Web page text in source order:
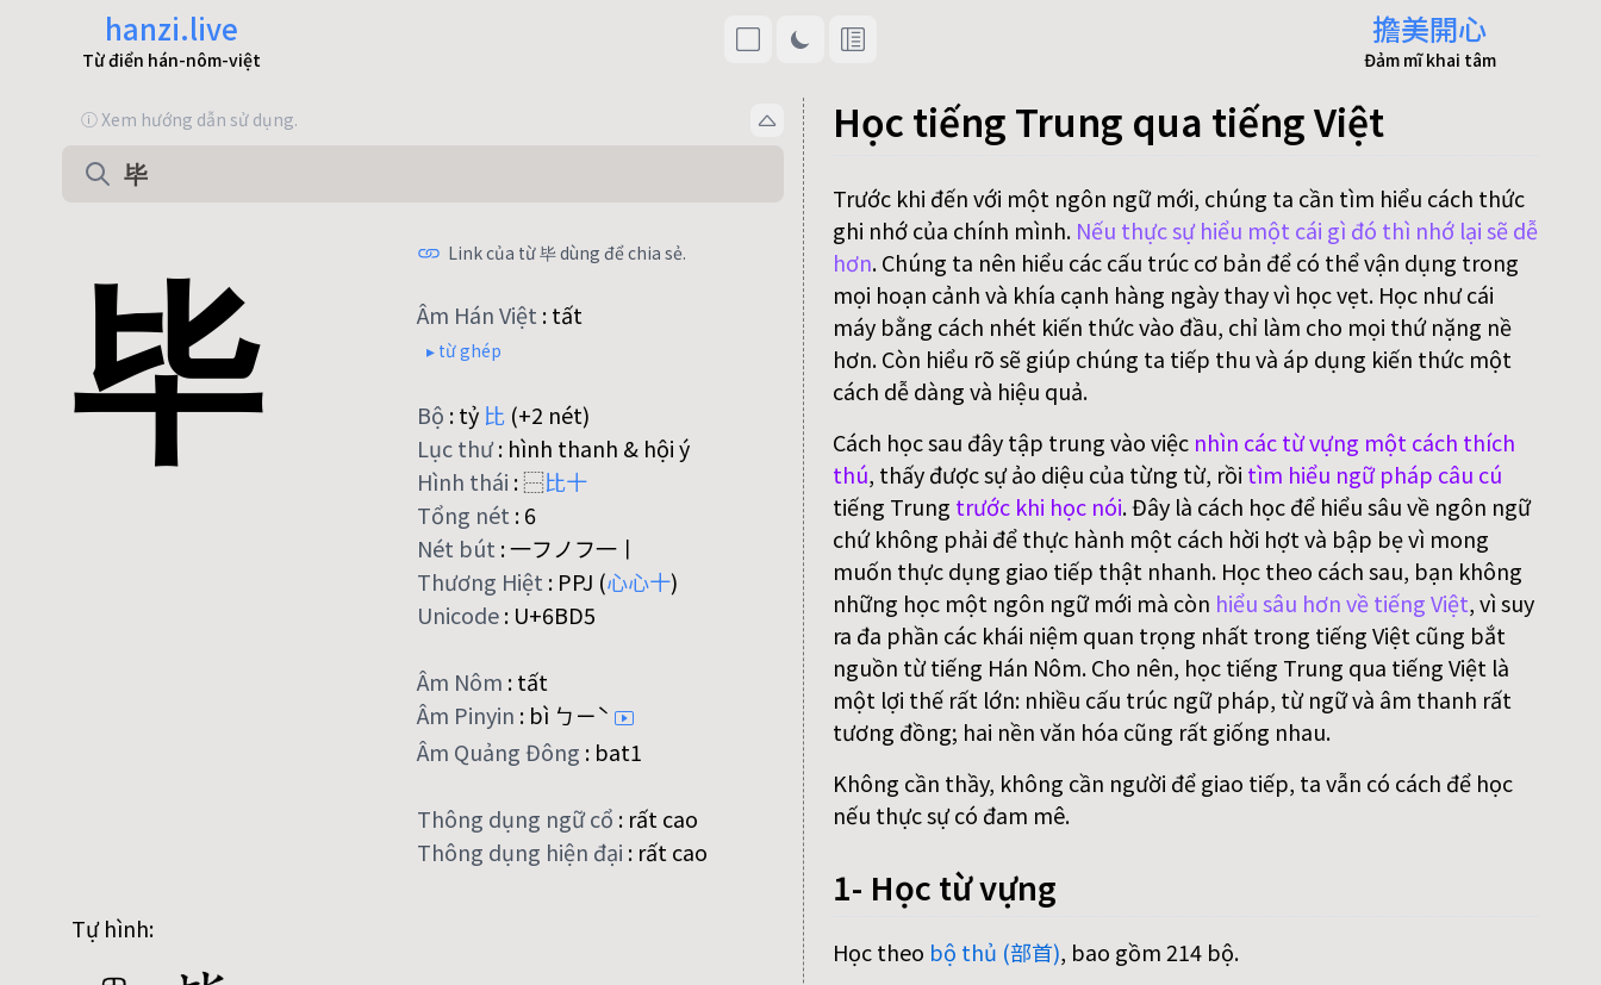
hanzi.live
Từ điển hán-nôm-việt
擔美開心
Đảm mĩ khai tâm
ⓘ Xem hướng dẫn sử dụng.
毕 Link của từ 毕 dùng để chia sẻ.
Âm Hán Việt :tất
▸ từ ghép
Bộ :tỷ 比 (+2 nét)
Lục thư: hình thanh & hội ý
Hình thái :⿱比十
Tổng nét :6
Nét bút :一フノフ一丨
Thương Hiệt : PPJ (心心十)
Unicode: U+6BD5
Âm Nôm :tất
Âm Pinyin : bì ㄅㄧˋ
Âm Quảng Đông : bat1
Thông dụng ngữ cổ : rất cao
Thông dụng hiện đại : rất cao
Tự hình:
Học tiếng Trung qua tiếng Việt
Trước khi đến với một ngôn ngữ mới, chúng ta cần tìm hiểu cách thức
ghi nhớ của chính mình. Nếu thực sự hiểu một cái gì đó thì nhớ lại sẽ dễ
hơn. Chúng ta nên hiểu các cấu trúc cơ bản để có thể vận dụng trong
mọi hoạn cảnh và khía cạnh hàng ngày thay vì học vẹt. Học như cái
máy bằng cách nhét kiến thức vào đầu, chỉ làm cho mọi thứ nặng nề
hơn. Còn hiểu rõ sẽ giúp chúng ta tiếp thu và áp dụng kiến thức một
cách dễ dàng và hiệu quả.
Cách học sau đây tập trung vào việc nhìn các từ vựng một cách thích
thú, thấy được sự ảo diệu của từng từ, rồi tìm hiểu ngữ pháp câu cú
tiếng Trung trước khi học nói. Đây là cách học để hiểu sâu về ngôn ngữ
chứ không phải để thực hành một cách hời hợt và bập bẹ vì mong
muốn thực dụng giao tiếp thật nhanh. Học theo cách sau, bạn không
những học một ngôn ngữ mới mà còn hiểu sâu hơn về tiếng Việt, vì suy
ra đa phần các khái niệm quan trọng nhất trong tiếng Việt cũng bắt
nguồn từ tiếng Hán Nôm. Cho nên, học tiếng Trung qua tiếng Việt là
một lợi thế rất lớn: nhiều cấu trúc ngữ pháp, từ ngữ và âm thanh rất
tương đồng; hai nền văn hóa cũng rất giống nhau.
Không cần thầy, không cần người để giao tiếp, ta vẫn có cách để học
nếu thực sự có đam mê.
1- Học từ vựng
Học theo bộ thủ (部首), bao gồm 214 bộ.